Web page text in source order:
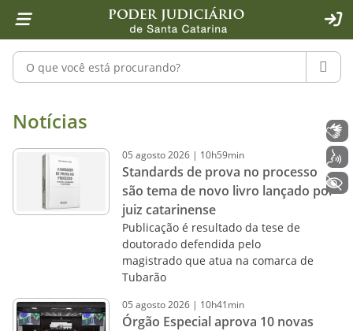
1 Ir para o conteúdo
2 Ir para a ferramenta de acessibilidade - Rybená
4 Ir para o menu principal
5 Ir para a pesquisa
6 Ir para o rodapé
7 Ir para a página inicial
Pesquisar no portal
Notícias - Imprensa - Poder
Notícias
05 agosto2026 | 10h59min
Standards de prova no processo
são tema de novo livro lançado por
juiz catarinense
Publicação é resultado da tese de
doutorado defendida pelo
magistrado que atua na comarca de
Tubarão
05 agosto2026 | 10h41min
Órgão Especial aprova 10 novas
+ Acessibilidade